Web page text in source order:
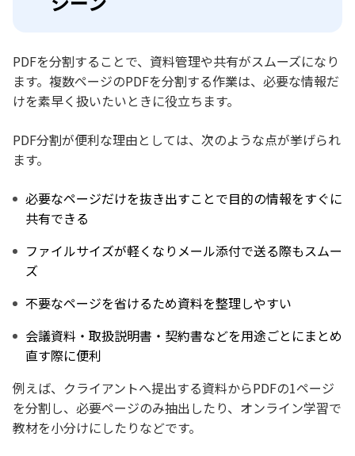
PDFを分割することで、資料管理や共有がスムーズになり
ます。複数ページのPDFを分割する作業は、必要な情報だ
けを素早く扱いたいときに役立ちます。
PDF分割が便利な理由としては、次のような点が挙げられ
ます。
必要なページだけを抜き出すことで目的の情報をすぐに
共有できる
ファイルサイズが軽くなりメール添付で送る際もスムー
ズ
不要なページを省けるため資料を整理しやすい
会議資料・取扱説明書・契約書などを用途ごとにまとめ
直す際に便利
例えば、クライアントへ提出する資料からPDFの1ページ
を分割し、必要ページのみ抽出したり、オンライン学習で
教材を小分けにしたりなどです。